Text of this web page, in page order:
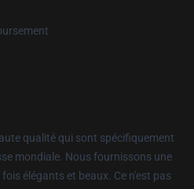
qualité qui sont spécifiquement
mondiale. Nous fournissons une
élégants et beaux. Ce n'est pas